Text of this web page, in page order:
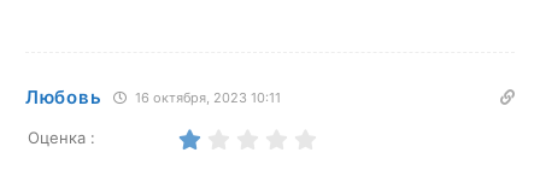
Любовь 16 октября, 2023 10:11
Оценка :